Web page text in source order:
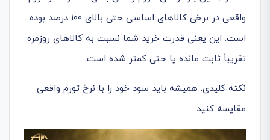
واقعی در برخی کالاهای اساسی حتی بالای ۱۰۰ درصد بوده
است. این یعنی قدرت خرید شما نسبت به کالاهای روزمره
تقریباً ثابت مانده یا حتی کمتر شده است.
نکته کلیدی: همیشه باید سود خود را با نرخ تورم واقعی
مقایسه کنید.